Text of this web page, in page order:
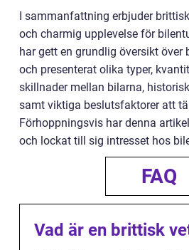
I sammanfattning erbjuder
och charmig upplevelse för
har gett en grundlig översikt över
och presenterat olika typer,
skillnader mellan bilarna,
samt viktiga beslutsfaktorer att
Förhoppningsvis har denna
och lockat till sig intresset hos
FAQ
Vad är en brittisk